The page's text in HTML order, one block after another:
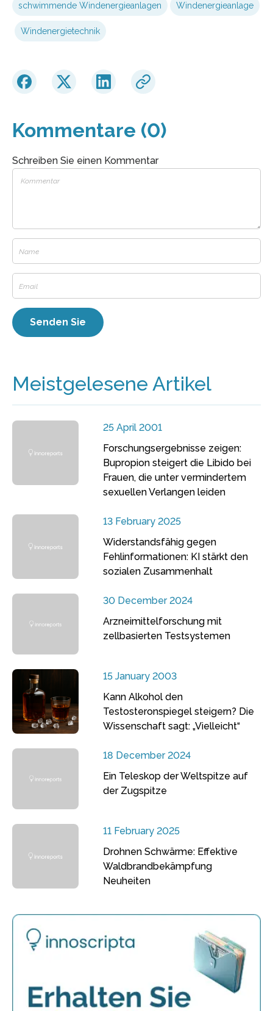
schwimmende Windenergieanlagen Windenergieanlage
Windenergietechnik
Kommentare (0)
Schreiben Sie einen Kommentar
Meistgelesene Artikel
25 April 2001
Forschungsergebnisse zeigen:
Bupropion steigert die Libido bei
Frauen, die unter vermindertem
sexuellen Verlangen leiden
13 February 2025
Widerstandsfähig gegen
Fehlinformationen: KI stärkt den
sozialen Zusammenhalt
30 December 2024
Arzneimittelforschung mit
zellbasierten Testsystemen
15 January 2003
Kann Alkohol den
Testosteronspiegel steigern? Die
Wissenschaft sagt: „Vielleicht“
18 December 2024
Ein Teleskop der Weltspitze auf
der Zugspitze
11 February 2025
Drohnen Schwärme: Effektive
Waldbrandbekämpfung
Neuheiten